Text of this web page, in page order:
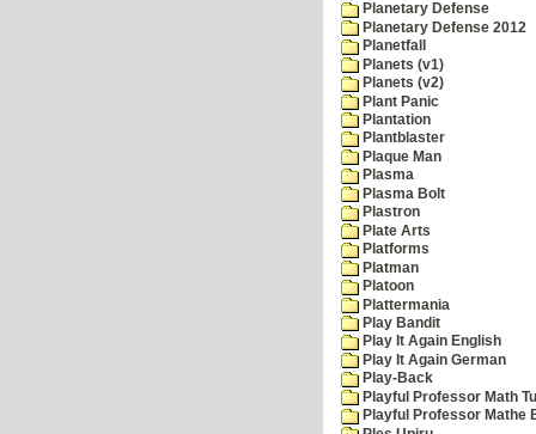
Planetary Defense
Planetary Defense 2012
Planetfall
Planets (v1)
Planets (v2)
Plant Panic
Plantation
Plantblaster
Plaque Man
Plasma
Plasma Bolt
Plastron
Plate Arts
Platforms
Platman
Platoon
Plattermania
Play Bandit
Play It Again English
Play It Again German
Play-Back
Playful Professor Math
Playful Professor Mathe